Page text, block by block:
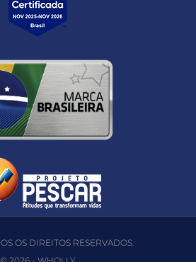
OS DIREITOS RESERVADOS.